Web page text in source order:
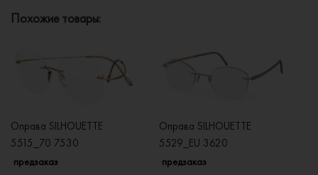
Похожие товары:
Оправа SILHOUETTE
5515_70 7530
предзаказ
Оправа SILHOUETTE
5529_EU 3620
предзаказ